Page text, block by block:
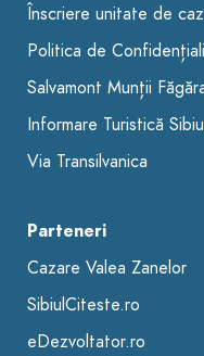
Înscriere unitate de
Politica de
Salvamont Munții
Informare Turistică Sibiu
Via Transilvanica
Parteneri
Cazare Valea Zanelor
SibiulCiteste.ro
eDezvoltator.ro